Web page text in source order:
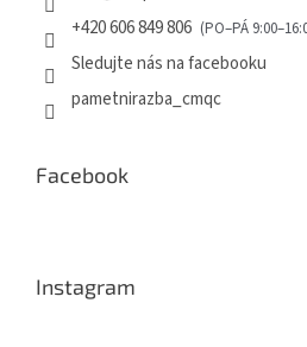
+420 606 849 806
Sledujte nás na facebooku
pametnirazba_cmqc
Facebook
Instagram